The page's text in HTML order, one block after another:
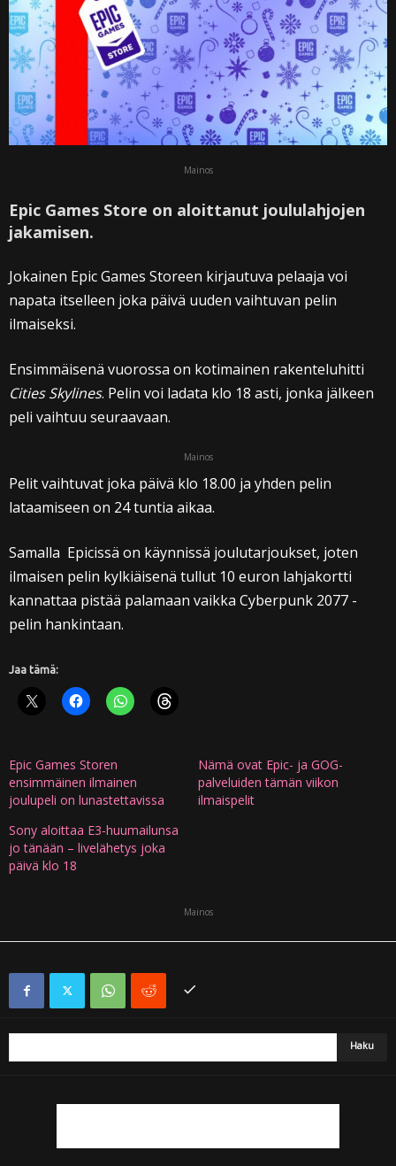
Mainos
Epic Games Store on aloittanut joululahjojen
jakamisen.
Jokainen Epic Games Storeen kirjautuva pelaaja voi
napata itselleen joka päivä uuden vaihtuvan pelin
ilmaiseksi.
Ensimmäisenä vuorossa on kotimainen rakenteluhitti
Cities Skylines. Pelin voi ladata klo 18 asti, jonka jälkeen
peli vaihtuu seuraavaan.
Mainos
Pelit vaihtuvat joka päivä klo 18.00 ja yhden pelin
lataamiseen on 24 tuntia aikaa.
Samalla Epicissä on käynnissä joulutarjoukset, joten
ilmaisen pelin kylkiäisenä tullut 10 euron lahjakortti
kannattaa pistää palamaan vaikka Cyberpunk 2077 -
pelin hankintaan.
Jaa tämä:
Epic Games Storen
ensimmäinen ilmainen
joulupeli on lunastettavissa
Nämä ovat Epic- ja GOG-
palveluiden tämän viikon
ilmaispelit
Sony aloittaa E3-huumailunsa
jo tänään – livelähetys joka
päivä klo 18
Mainos